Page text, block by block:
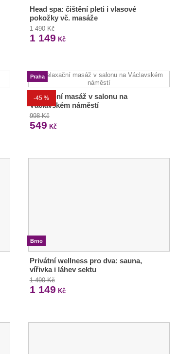
Head spa: čištění pleti i vlasové
pokožky vč. masáže
1 490 Kč
1 149 Kč
-45 %
Praha
Relaxační masáž v salonu na
Václavském náměstí
998 Kč
549 Kč
Brno
Privátní wellness pro dva: sauna,
vířivka i láhev sektu
1 490 Kč
1 149 Kč